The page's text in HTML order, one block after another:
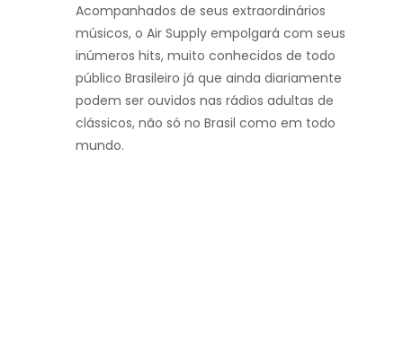
Acompanhados de seus extraordinários
músicos, o Air Supply empolgará com seus
inúmeros hits, muito conhecidos de todo
público Brasileiro já que ainda diariamente
podem ser ouvidos nas rádios adultas de
clássicos, não só no Brasil como em todo
mundo.